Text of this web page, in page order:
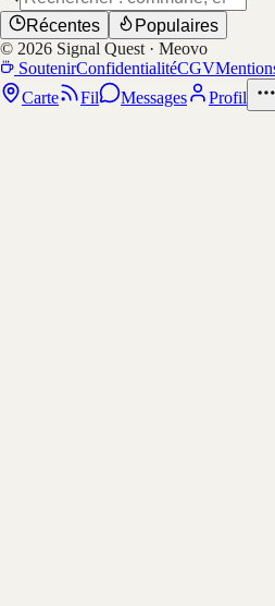
Récentes
Populaires
© 2026 Signal Quest · Meovo
SoutenirConfidentialitéCGV
Carte
Fil Messages Profil